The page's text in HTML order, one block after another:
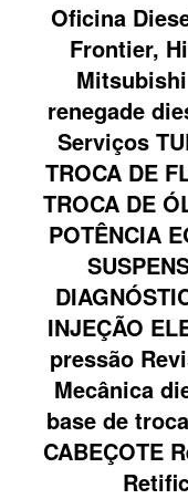
Oficina
Frontier,
renegade
Serviços
TROCA DE
TROCA DE
POTÊNCIA
INJEÇÃO
pressão
Mecânica
base de
CABEÇOTE